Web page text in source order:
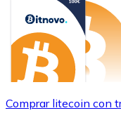
Comprar litecoin con